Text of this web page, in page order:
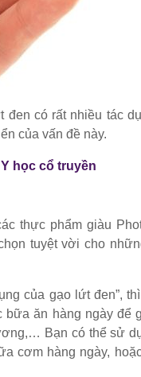
có rất nhiều tác
của vấn đề này.
học cổ truyền
thực phẩm giàu
tuyệt vời cho
của gạo lứt đen”,
bữa ăn hàng ngày để
Bạn có thể sử
cơm hàng ngày,